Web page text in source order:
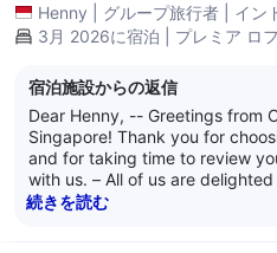
Henny グループ旅行者
イン
3月 2026に宿泊 | プレミア ロ
宿泊施設からの返信
Dear Henny, -- Greetings from Citadines Fusionopolis
Singapore! Thank you for
and for taking time to review
with us. – All of us are delighted you had a great stay with
us. – We are also heartened to learn you found our
続きを読む